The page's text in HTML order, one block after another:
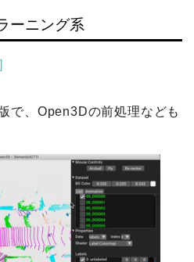
ーニング系
で、Open3Dの前処理なども